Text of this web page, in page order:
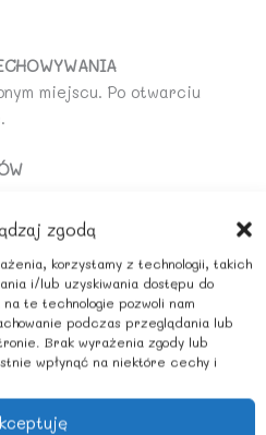
zgodą
korzystamy z technologii, takich
i/lub uzyskiwania dostępu do
te technologie pozwoli nam
podczas przeglądania lub
Brak wyrażenia zgody lub
wpłynąć na niektóre cechy i
miejscu. Po otwarciu